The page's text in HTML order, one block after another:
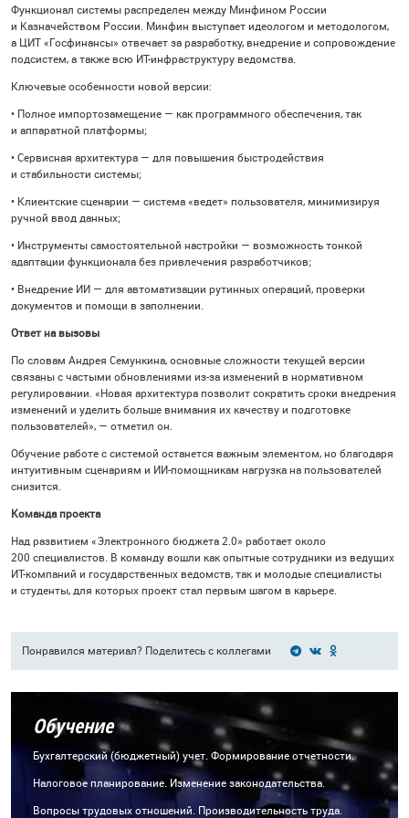
Функционал системы распределен между Минфином России
и Казначейством России. Минфин выступает идеологом и методологом,
а ЦИТ «Госфинансы» отвечает за разработку, внедрение и сопровождение
подсистем, а также всю ИТ-инфраструктуру ведомства.
Ключевые особенности новой версии:
• Полное импортозамещение — как программного обеспечения, так
и аппаратной платформы;
• Сервисная архитектура — для повышения быстродействия
и стабильности системы;
• Клиентские сценарии — система «ведет» пользователя, минимизируя
ручной ввод данных;
• Инструменты самостоятельной настройки — возможность тонкой
адаптации функционала без привлечения разработчиков;
• Внедрение ИИ — для автоматизации рутинных операций, проверки
документов и помощи в заполнении.
Ответ на вызовы
По словам Андрея Семункина, основные сложности текущей версии
связаны с частыми обновлениями из-за изменений в нормативном
регулировании. «Новая архитектура позволит сократить сроки внедрения
изменений и уделить больше внимания их качеству и подготовке
пользователей», — отметил он.
Обучение работе с системой останется важным элементом, но благодаря
интуитивным сценариям и ИИ-помощникам нагрузка на пользователей
снизится.
Команда проекта
Над развитием «Электронного бюджета 2.0» работает около
200 специалистов. В команду вошли как опытные сотрудники из ведущих
ИТ-компаний и государственных ведомств, так и молодые специалисты
и студенты, для которых проект стал первым шагом в карьере.
Понравился материал? Поделитесь с коллегами
Обучение
Бухгалтерский (бюджетный) учет. Формирование отчетности.
Налоговое планирование. Изменение законодательства.
Вопросы трудовых отношений. Производительность труда.